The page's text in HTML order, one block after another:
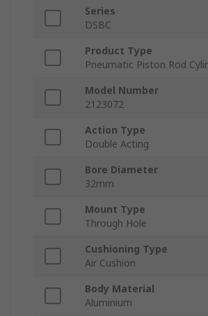
Series
DSBC
Product Type
Pneumatic Piston Rod
Model Number
2123072
Action Type
Double Acting
Bore Diameter
32mm
Mount Type
Through Hole
Cushioning Type
Air Cushion
Body Material
Aluminium